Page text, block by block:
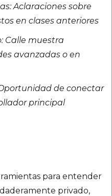
Aclaraciones sobre
en clases anteriores
Calle muestra
avanzadas o en
de conectar
principal
para entender
privado,